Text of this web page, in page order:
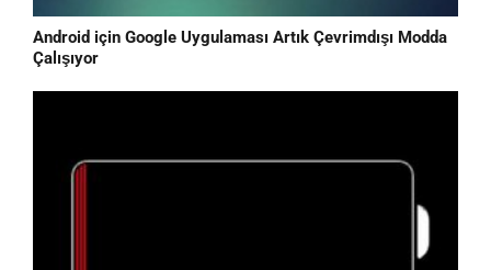
Android için Google Uygulaması Artık Çevrimdışı Modda
Çalışıyor